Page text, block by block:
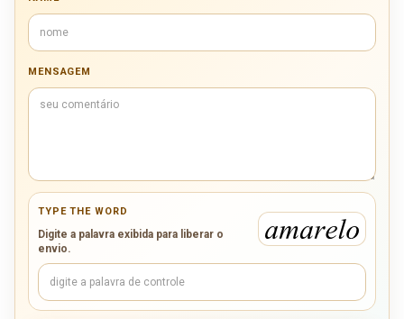
MENSAGEM
TYPE THE WORD
Digite a palavra exibida para liberar o
envio.